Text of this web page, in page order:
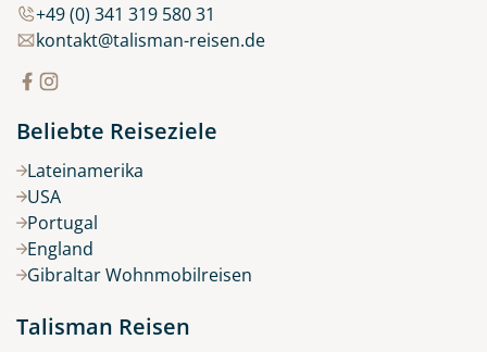
+49 (0) 341 319 580 31
kontakt@talisman-reisen.de
Beliebte Reiseziele
Lateinamerika
USA
Portugal
England
Gibraltar Wohnmobilreisen
Talisman Reisen